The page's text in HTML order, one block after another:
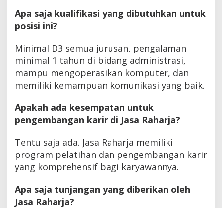
Apa saja kualifikasi yang dibutuhkan untuk
posisi ini?
Minimal D3 semua jurusan, pengalaman
minimal 1 tahun di bidang administrasi,
mampu mengoperasikan komputer, dan
memiliki kemampuan komunikasi yang baik.
Apakah ada kesempatan untuk
pengembangan karir di Jasa Raharja?
Tentu saja ada. Jasa Raharja memiliki
program pelatihan dan pengembangan karir
yang komprehensif bagi karyawannya.
Apa saja tunjangan yang diberikan oleh
Jasa Raharja?